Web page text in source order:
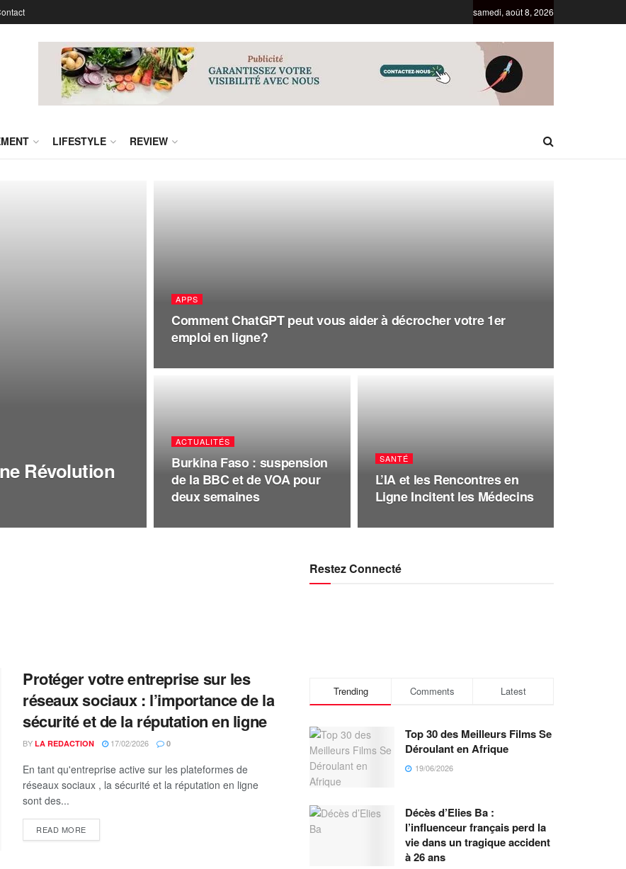
samedi, août 8, 2026
LIFESTYLE REVIEW
Révolution
APPS
Comment ChatGPT peut vous aider à décrocher votre 1er
emploi en ligne?
ACTUALITÉS
Burkina Faso : suspension
de la BBC et de VOA pour
deux semaines
SANTÉ
L’IA et les Rencontres en
Ligne Incitent les Médecins
Protéger votre entreprise sur les
réseaux sociaux : l’importance de la
sécurité et de la réputation en ligne
BY LA REDACTION 17/02/2026 0
En tant qu'entreprise active sur les plateformes de
réseaux sociaux , la sécurité et la réputation en ligne
sont des...
READ MOREDETAILS
Restez Connecté
Trending Comments Latest
Top 30 des Meilleurs Films Se
Déroulant en Afrique
19/06/2026
Décès d’Elies Ba :
l’influenceur français perd la
vie dans un tragique accident
à 26 ans